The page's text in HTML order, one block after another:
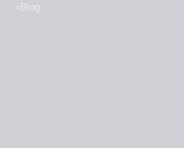
Blog